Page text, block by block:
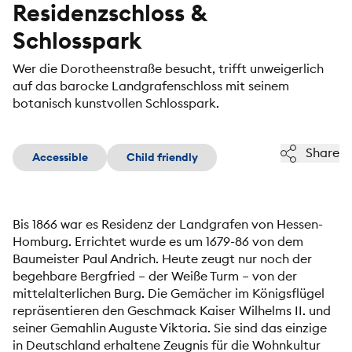
Residenzschloss &
Schlosspark
Wer die Dorotheenstraße besucht, trifft unweigerlich
auf das barocke Landgrafenschloss mit seinem
botanisch kunstvollen Schlosspark.
Accessible Child friendly Share
Bis 1866 war es Residenz der Landgrafen von Hessen-
Homburg. Errichtet wurde es um 1679-86 von dem
Baumeister Paul Andrich. Heute zeugt nur noch der
begehbare Bergfried – der Weiße Turm – von der
mittelalterlichen Burg. Die Gemächer im Königsflügel
repräsentieren den Geschmack Kaiser Wilhelms II. und
seiner Gemahlin Auguste Viktoria. Sie sind das einzige
in Deutschland erhaltene Zeugnis für die Wohnkultur